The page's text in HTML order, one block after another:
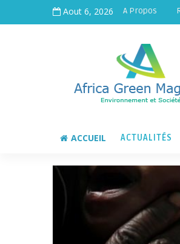
Aout 6, 2026 A Propos
ACCUEIL ACTUALITÉS